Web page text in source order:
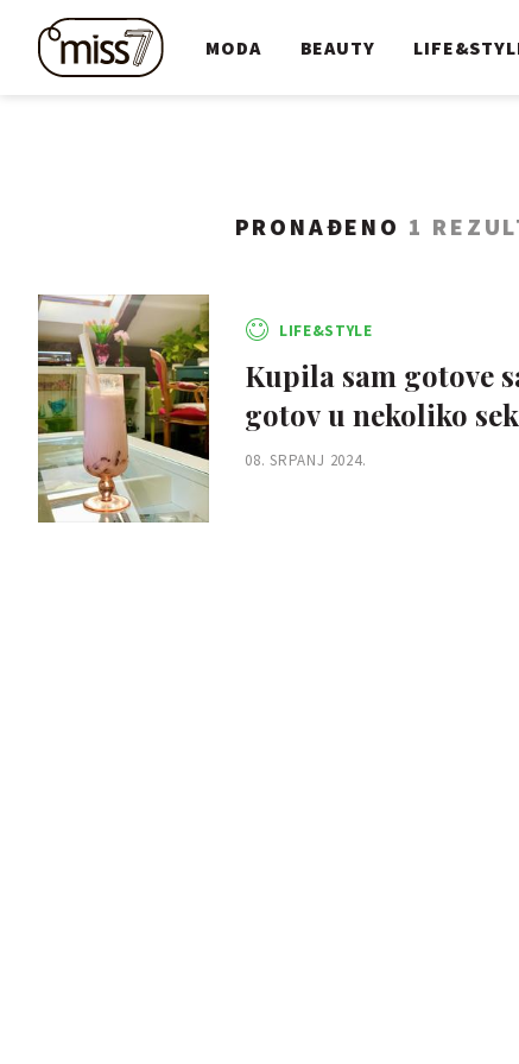
MODA BEAUTY
PRONAĐENO 1
LIFE&STYLE
Kupila sam gotove
gotov u nekoliko
08. SRPANJ 2024.